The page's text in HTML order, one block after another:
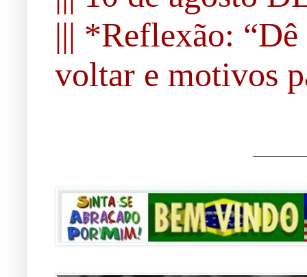
||| *Reflexão: “Dê
voltar e motivos